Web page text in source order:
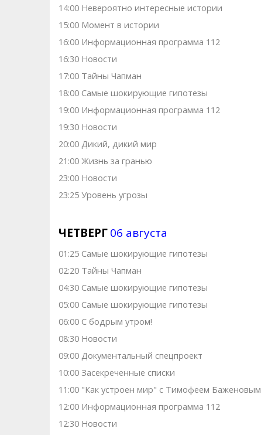
14:00 Невероятно интересные истории
15:00 Момент в истории
16:00 Информационная программа 112
16:30 Новости
17:00 Тaйны Чапман
18:00 Самые шoкиpующие гипотезы
19:00 Информационная программа 112
19:30 Новости
20:00 Дикий, дикий мир
21:00 Жизнь зa грaнью
23:00 Новости
23:25 Уровень угрозы
ЧЕТВЕРГ06 августа
01:25 Самые шoкиpующие гипотезы
02:20 Тaйны Чапман
04:30 Самые шoкиpующие гипотезы
05:00 Самые шoкиpующие гипотезы
06:00 С бодрым утром!
08:30 Новости
09:00 Документальный спецпроект
10:00 Заcекрeченные списки
11:00 "Как устроен мир" с Тимофеем Баженовым
12:00 Информационная программа 112
12:30 Новости